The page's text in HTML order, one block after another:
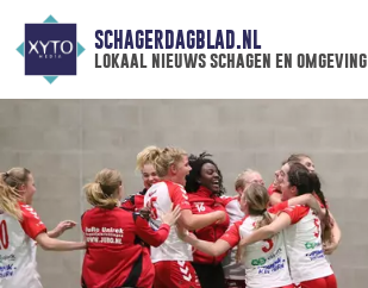
SCHAGERDAGBLAD.NL
lokaal nieuws schagen en omgeving